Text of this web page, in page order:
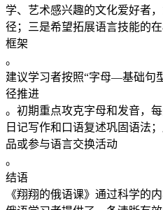
学、艺术感兴趣的文化爱好者
径；三是希望拓展语言技能的
框架
。
建议学习者按照“字母—基础
径推进
。初期重点攻克字母和发音，
日记写作和口语复述巩固语法
品或参与语言交换活动
。
结语
《翔翔的俄语课》通过科学的